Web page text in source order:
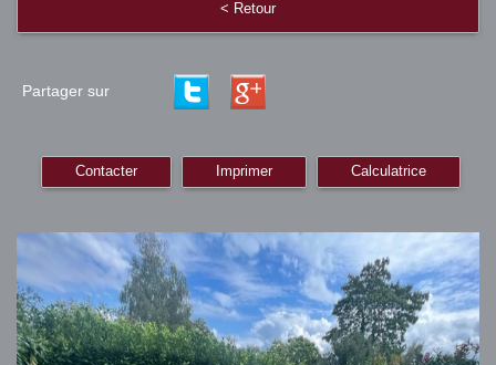
< Retour
Partager sur
Contacter Imprimer Calculatrice